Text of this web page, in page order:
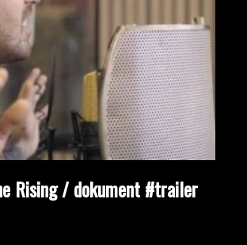
Rising / dokument #trailer